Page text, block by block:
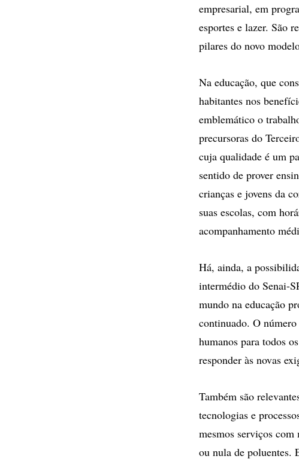
empresarial, em
esportes e lazer. São
pilares do novo
Na educação, que
habitantes nos
emblemático o
precursoras do
cuja qualidade é um
sentido de prover
crianças e jovens da
suas escolas, com
acompanhamento
Há, ainda, a
intermédio do Senai-
mundo na educação
continuado. O
humanos para todos
responder às novas
Também são
tecnologias e
mesmos serviços
ou nula de poluentes.